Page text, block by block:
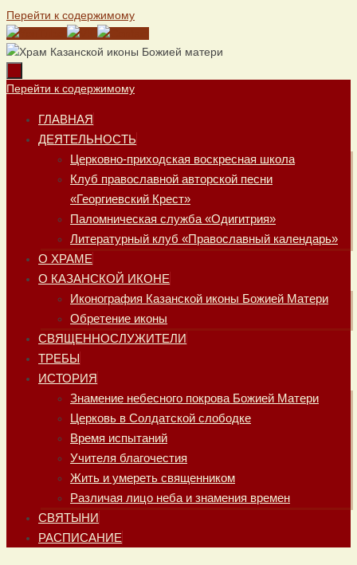
Перейти к содержимому
Перейти к содержимому
ГЛАВНАЯ
ДЕЯТЕЛЬНОСТЬ
Церковно-приходская воскресная школа
Клуб православной авторской песни
«Георгиевский Крест»
Паломническая служба «Одигитрия»
Литературный клуб «Православный календарь»
О ХРАМЕ
О КАЗАНСКОЙ ИКОНЕ
Иконография Казанской иконы Божией Матери
Обретение иконы
СВЯЩЕННОСЛУЖИТЕЛИ
ТРЕБЫ
ИСТОРИЯ
Знамение небесного покрова Божией Матери
Церковь в Солдатской слободке
Время испытаний
Учителя благочестия
Жить и умереть священником
Различая лицо неба и знамения времен
СВЯТЫНИ
РАСПИСАНИЕ